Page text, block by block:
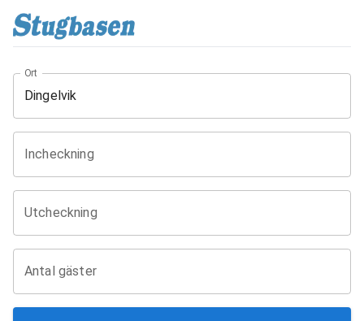
Ort
Incheckning
Utcheckning
Antal gäster